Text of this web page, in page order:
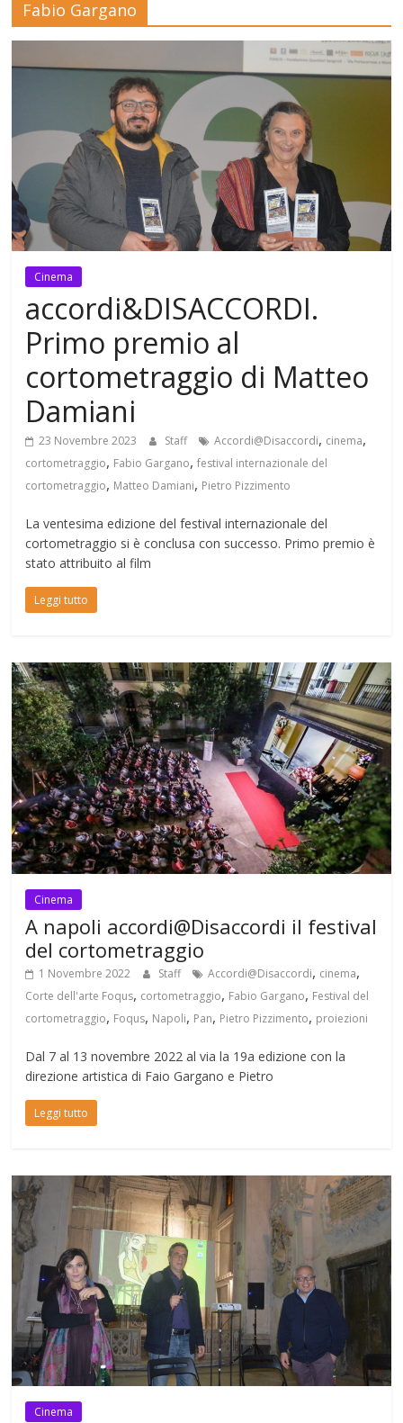
Mensile
di
arte,
Fabio Gargano
Cinema
accordi&DISACCORDI.
Primo premio al
cortometraggio di Matteo
Damiani
23 Novembre 2023 Staff Accordi@Disaccordi, cinema,
cortometraggio, Fabio Gargano,festival internazionale del
cortometraggio, Matteo Damiani, Pietro Pizzimento
La ventesima edizione del festival internazionale del
cortometraggio si è conclusa con successo. Primo premio è
stato attribuito al film
Leggi tutto
Cinema
A napoli accordi@Disaccordi il festival
del cortometraggio
1 Novembre 2022 Staff Accordi@Disaccordi, cinema,
Corte dell'arte Foqus, cortometraggio, Fabio Gargano, Festival del
cortometraggio, Foqus, Napoli, Pan, Pietro Pizzimento, proiezioni
Dal 7 al 13 novembre 2022 al via la 19a edizione con la
direzione artistica di Faio Gargano e Pietro
Leggi tutto
Cinema